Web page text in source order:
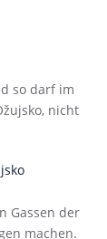
so darf im
nicht
Gassen der
machen.